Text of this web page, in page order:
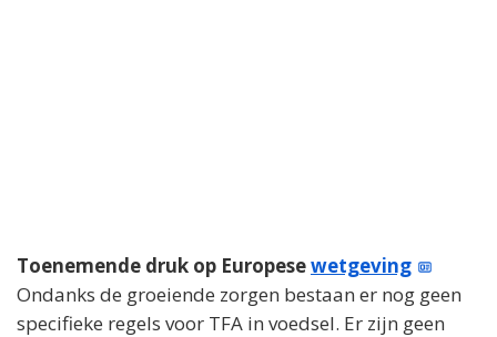
Toenemende druk op Europesewetgeving
Ondanks de groeiende zorgen bestaan er nog geen
specifieke regels voor TFA in voedsel. Er zijn geen